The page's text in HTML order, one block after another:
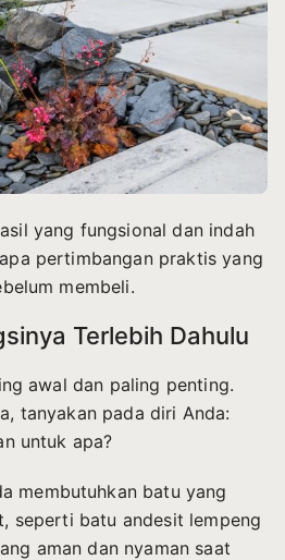
yang fungsional dan indah
pertimbangan praktis yang
membeli.
Terlebih Dahulu
awal dan paling penting.
tanyakan pada diri Anda:
untuk apa?
membutuhkan batu yang
seperti batu andesit lempeng
aman dan nyaman saat